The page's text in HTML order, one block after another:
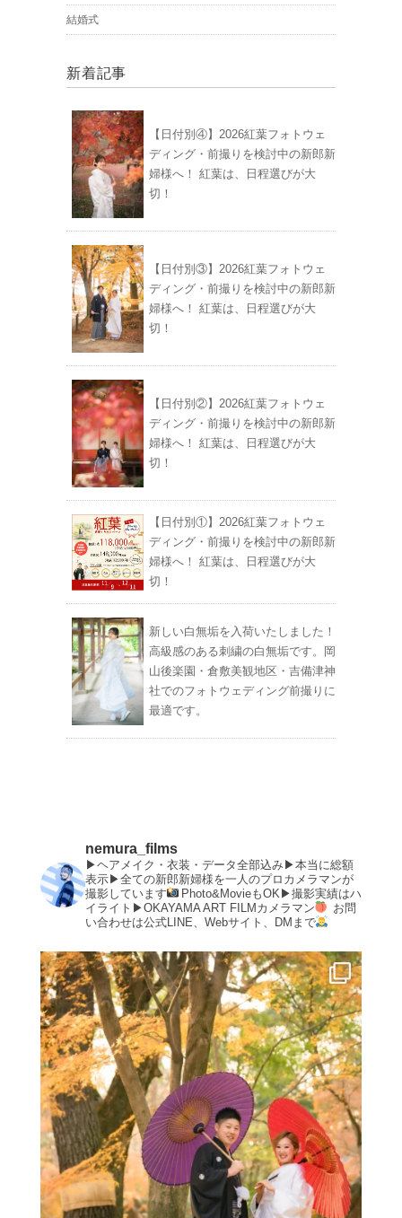
結婚式
新着記事
【日付別④】2026紅葉フォトウェ
ディング・前撮りを検討中の新郎新
婦様へ！ 紅葉は、日程選びが大
切！
【日付別③】2026紅葉フォトウェ
ディング・前撮りを検討中の新郎新
婦様へ！ 紅葉は、日程選びが大
切！
【日付別②】2026紅葉フォトウェ
ディング・前撮りを検討中の新郎新
婦様へ！ 紅葉は、日程選びが大
切！
【日付別①】2026紅葉フォトウェ
ディング・前撮りを検討中の新郎新
婦様へ！ 紅葉は、日程選びが大
切！
新しい白無垢を入荷いたしました！
高級感のある刺繍の白無垢です。岡
山後楽園・倉敷美観地区・吉備津神
社でのフォトウェディング前撮りに
最適です。
nemura_films
▶︎ヘアメイク・衣装・データ全部込み▶︎本当に総額
表示▶︎全ての新郎新婦様を一人のプロカメラマンが
撮影しています
Photo&MovieもOK▶︎撮影実績はハ
イライト▶︎OKAYAMA ART FILMカメラマン
お問
い合わせは公式LINE、Webサイト、DMまで